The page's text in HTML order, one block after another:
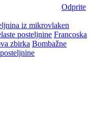
Odprite
iz mikrovlaken
posteljnine Francoska
zbirka Bombažne